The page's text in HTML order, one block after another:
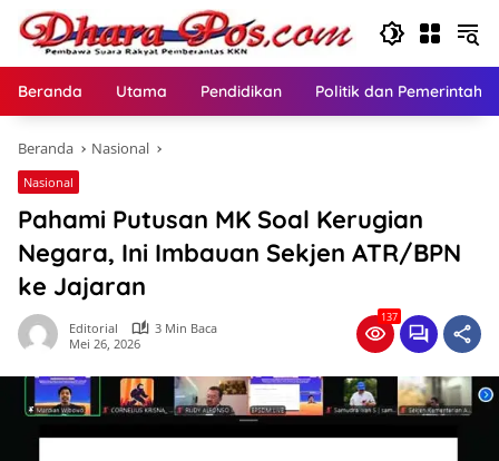
Langsung
konten
Beranda Utama Pendidikan Politik dan
Beranda Nasional
Nasional
Pahami Putusan MK Soal Kerugian
Negara, Ini Imbauan Sekjen ATR/BPN
ke Jajaran
Editorial
3 Min Baca
Mei 26, 2026
137